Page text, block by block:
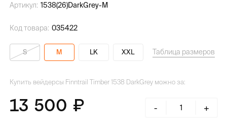
Артикул: 1538(26)DarkGrey-M
Код товара: 035422
S M LK XXL Таблица размеров
Купить вейдерсы Finntrail Timber 1538 DarkGrey можно за:
13 500 - +